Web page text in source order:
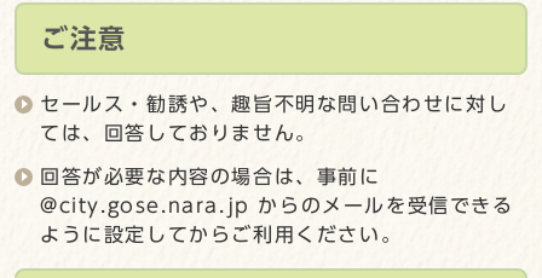
ご注意
セールス・勧誘や、趣旨不明な問い合わせに対し
ては、回答しておりません。
回答が必要な内容の場合は、事前に
@city.gose.nara.jp からのメールを受信できる
ように設定してからご利用ください。